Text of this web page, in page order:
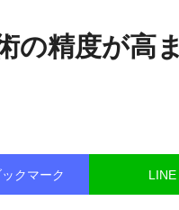
の精度が高ま
クマーク LINE